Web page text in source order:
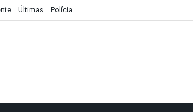
Últimas Polícia